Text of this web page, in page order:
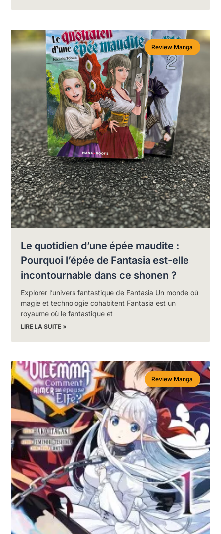
Review Manga
Le quotidien d’une épée maudite :
Pourquoi l’épée de Fantasia est-elle
incontournable dans ce shonen ?
Explorer l’univers fantastique de Fantasia Un monde où
magie et technologie cohabitent Fantasia est un
royaume où le fantastique et
LIRE LA SUITE »
Review Manga